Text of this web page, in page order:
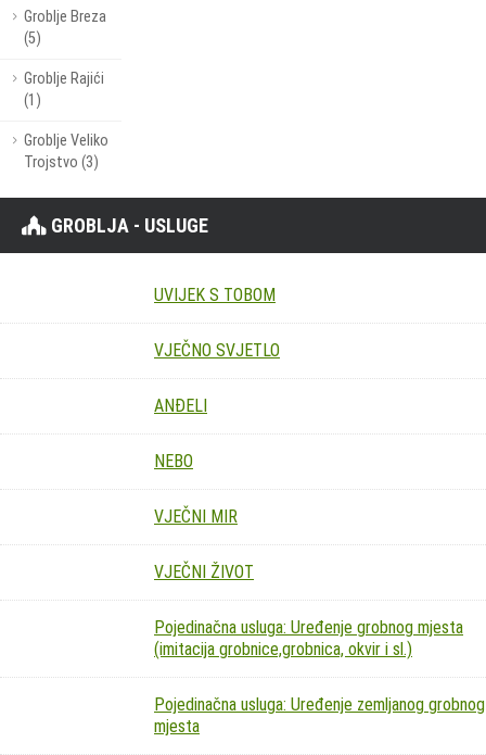
Groblje Breza
(5)
Groblje Rajići
(1)
Groblje Veliko
Trojstvo (3)
GROBLJA - USLUGE
UVIJEK S TOBOM
VJEČNO SVJETLO
ANĐELI
NEBO
VJEČNI MIR
VJEČNI ŽIVOT
Pojedinačna usluga: Uređenje grobnog mjesta
(imitacija grobnice,grobnica, okvir i sl.)
Pojedinačna usluga: Uređenje zemljanog grobnog
mjesta